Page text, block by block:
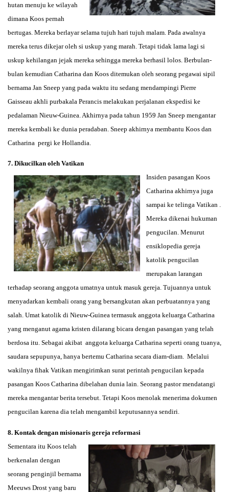
hutan menuju ke wilayah
dimana Koos pernah
bertugas. Mereka berlayar selama tujuh hari tujuh malam. Pada awalnya
mereka terus dikejar oleh si uskup yang marah. Tetapi tidak lama lagi si
uskup kehilangan jejak mereka sehingga mereka berhasil lolos. Berbulan-
bulan kemudian Catharina dan Koos ditemukan oleh seorang pegawai sipil
bernama Jan Sneep yang pada waktu itu sedang mendampingi Pierre
Gaisseau akhli purbakala Perancis melakukan perjalanan ekspedisi ke
pedalaman Nieuw-Guinea. Akhirnya pada tahun 1959 Jan Sneep mengantar
mereka kembali ke dunia peradaban. Sneep akhirnya membantu Koos dan
Catharina pergi ke Hollandia.
7. Dikucilkan oleh Vatikan
Insiden pasangan Koos
Catharina akhirnya juga
sampai ke telinga Vatikan .
Mereka dikenai hukuman
pengucilan. Menurut
ensiklopedia gereja
katolik pengucilan
merupakan larangan
terhadap seorang anggota umatnya untuk masuk gereja. Tujuannya untuk
menyadarkan kembali orang yang bersangkutan akan perbuatannya yang
salah. Umat katolik di Nieuw-Guinea termasuk anggota keluarga Catharina
yang menganut agama kristen dilarang bicara dengan pasangan yang telah
berdosa itu. Sebagai akibat anggota keluarga Catharina seperti orang tuanya,
saudara sepupunya, hanya bertemu Catharina secara diam-diam. Melalui
wakilnya fihak Vatikan mengirimkan surat perintah pengucilan kepada
pasangan Koos Catharina dibelahan dunia lain. Seorang pastor mendatangi
mereka mengantar berita tersebut. Tetapi Koos menolak menerima dokumen
pengucilan karena dia telah mengambil keputusannya sendiri.
8. Kontak dengan misionaris gereja reformasi
Sementara itu Koos telah
berkenalan dengan
seorang penginjil bernama
Meeuws Drost yang baru